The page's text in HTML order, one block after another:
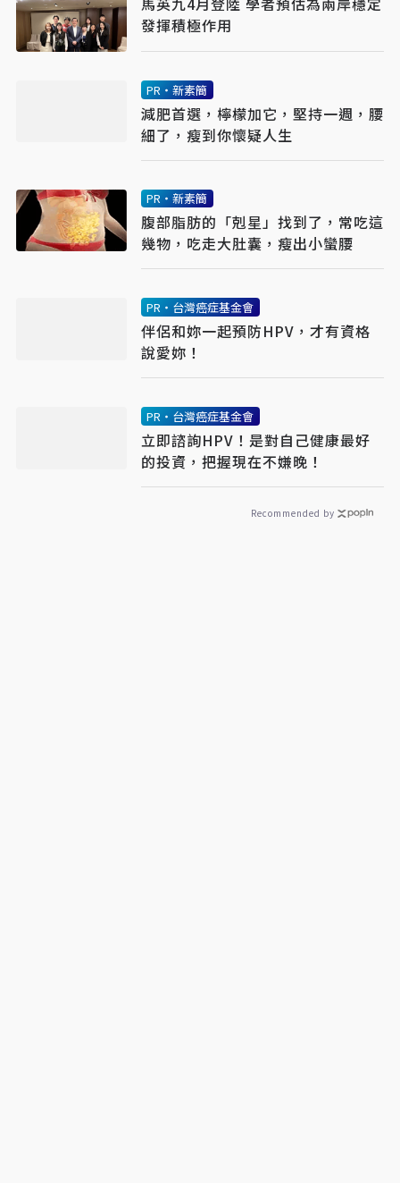
發揮積極作用
PR・新素簡
減肥首選，檸檬加它，堅持一週，腰
細了，瘦到你懷疑人生
PR・新素簡
腹部脂肪的「剋星」找到了，常吃這
幾物，吃走大肚囊，瘦出小蠻腰
PR・台灣癌症基金會
伴侶和妳一起預防HPV，才有資格
說愛妳！
PR・台灣癌症基金會
立即諮詢HPV！是對自己健康最好
的投資，把握現在不嫌晚！
Recommended by